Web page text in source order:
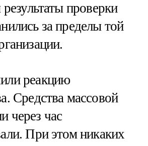
проверки
за пределы той
реакцию
Средства массовой
через час
При этом никаких